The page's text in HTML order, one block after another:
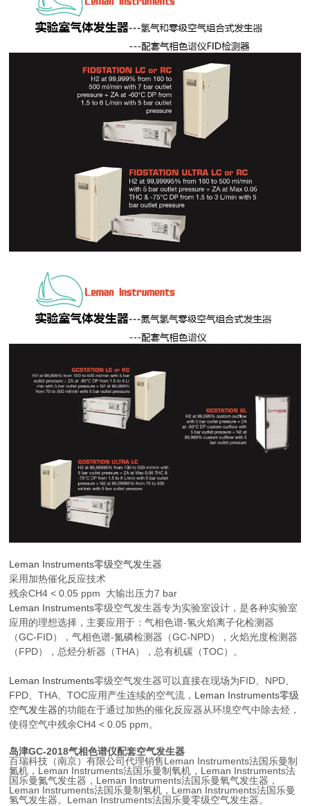
Leman Instruments零级空气发生器
采用加热催化反应技术
残余CH4 < 0.05 ppm 大输出压力7 bar
Leman Instruments零级空气发生器专为实验室设计，是各种实验室
应用的理想选择，主要应用于：气相色谱-氢火焰离子化检测器
（GC-FID），气相色谱-氮磷检测器（GC-NPD），火焰光度检测器
（FPD），总烃分析器（THA），总有机碳（TOC）。
Leman Instruments零级空气发生器可以直接在现场为FID、NPD、
FPD、THA、TOC应用产生连续的空气流， Leman Instruments零级
空气发生器的功能在于通过加热的催化反应器从环境空气中除去烃，
使得空气中残余CH4 < 0.05 ppm。
岛津GC-2018气相色谱仪配套空气发生器
百瑞科技（南京）有限公司代理销售Leman Instruments法国乐曼制
氮机 ， Leman Instruments法国乐曼制氧机， Leman Instruments法
国乐曼氮气发生器， Leman Instruments法国乐曼氧气发生器，
Leman Instruments法国乐曼制氢机， Leman Instruments法国乐曼
氢气发生器。Leman Instruments法国乐曼零级空气发生器。